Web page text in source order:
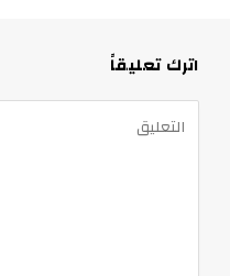
اترك تعليقاً